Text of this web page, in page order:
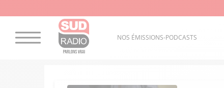
NOS ÉMISSIONS-PODCASTS